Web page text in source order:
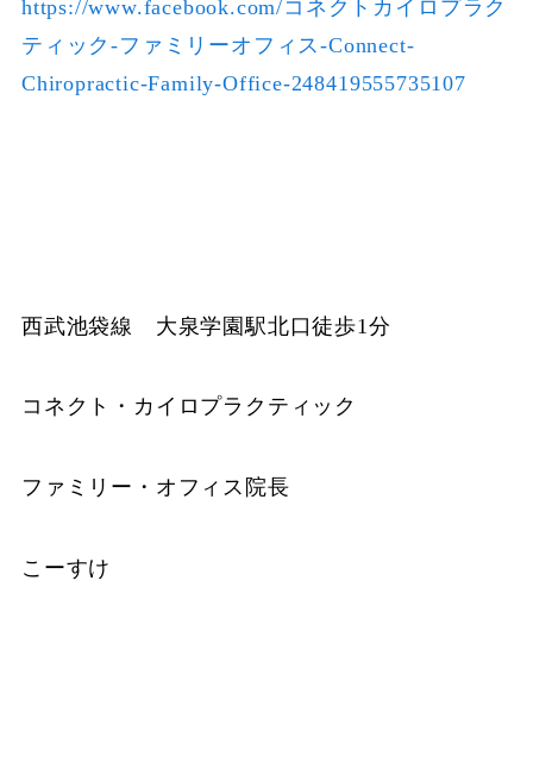
https://www.facebook.com/コネクトカイロプラク
ティック-ファミリーオフィス-Connect-
Chiropractic-Family-Office-248419555735107
西武池袋線 大泉学園駅北口徒歩1分
コネクト・カイロプラクティック
ファミリー・オフィス院長
こーすけ